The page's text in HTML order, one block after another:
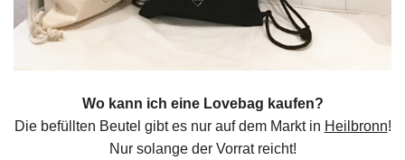
Wo kann ich eine Lovebag kaufen?
Die befüllten Beutel gibt es nur auf dem Markt in Heilbronn!
Nur solange der Vorrat reicht!